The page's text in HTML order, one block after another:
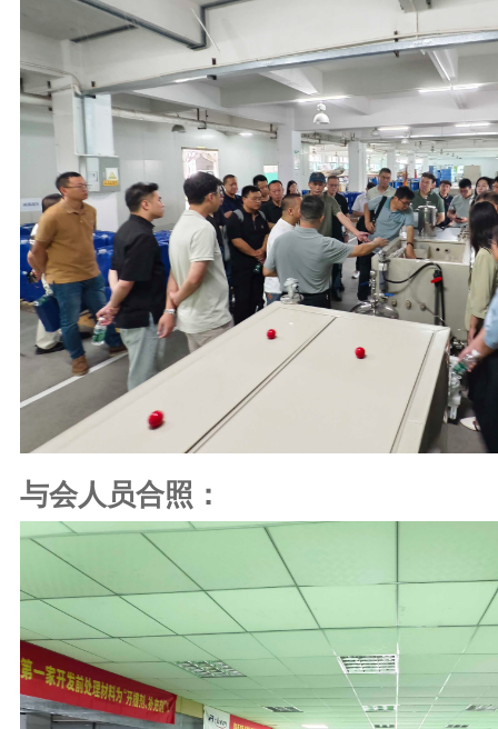
与会人员合照：